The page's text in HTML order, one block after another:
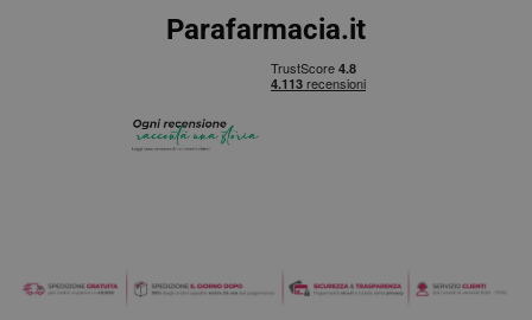
Parafarmacia.it